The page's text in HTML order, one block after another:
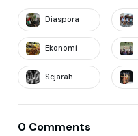
Diaspora
Ekonomi
Sejarah
0 Comments